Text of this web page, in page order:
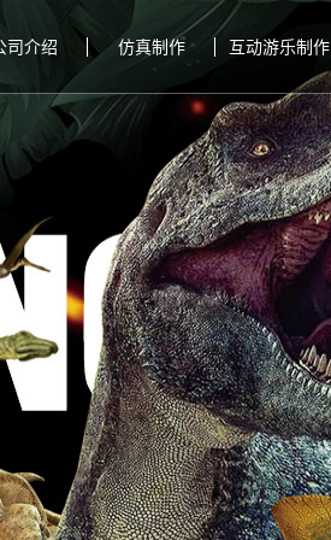
司介绍 仿真制作 互动游乐制作